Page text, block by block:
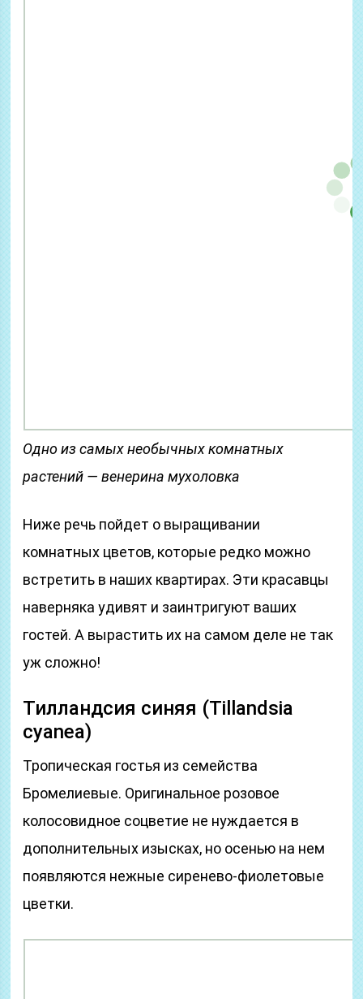
Одно из самых необычных комнатных
растений — венерина мухоловка
Ниже речь пойдет о выращивании
комнатных цветов, которые редко можно
встретить в наших квартирах. Эти красавцы
наверняка удивят и заинтригуют ваших
гостей. А вырастить их на самом деле не так
уж сложно!
Тилландсия синяя (Tillandsia
cyanea)
Тропическая гостья из семейства
Бромелиевые. Оригинальное розовое
колосовидное соцветие не нуждается в
дополнительных изысках, но осенью на нем
появляются нежные сиренево-фиолетовые
цветки.